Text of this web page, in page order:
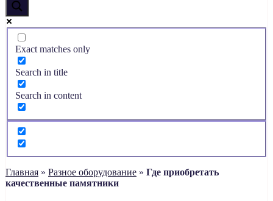
Exact matches only
Search in title
Search in content
Главная » Разное оборудование » Где приобретать
качественные памятники